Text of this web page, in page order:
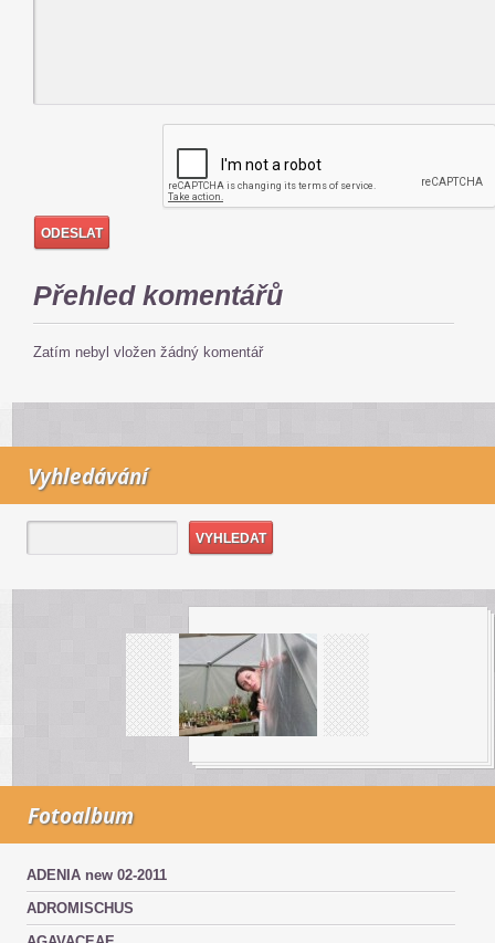
Přehled komentářů
Zatím nebyl vložen žádný komentář
Vyhledávání
Fotoalbum
ADENIA new 02-2011
ADROMISCHUS